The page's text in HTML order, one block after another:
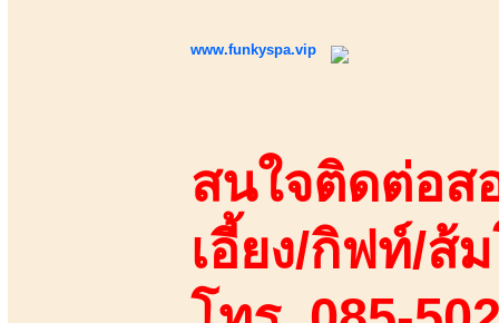
www.funkyspa.vip
สนใจติดต่อส
เอี้ยง/กิฟท์/ส้